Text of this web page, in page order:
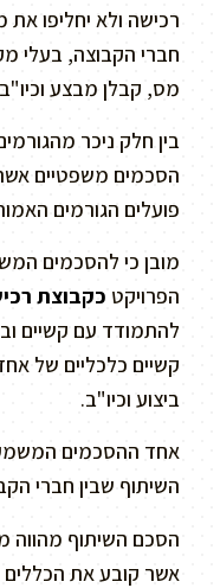
רכישה ולא יחליפו
חברי הקבוצה, בעלי
מס, קבלן מבצע
בין חלק ניכר
הסכמים משפטיים
פועלים הגורמים
מובן כי להסכמים
הפרויקט כקבוצת
להתמודד עם קשיים
קשיים כלכליים של
ביצוע וכיו"ב.
אחד ההסכמים
השיתוף שבין חברי
הסכם השיתוף מהווה
אשר קובע את הכללים